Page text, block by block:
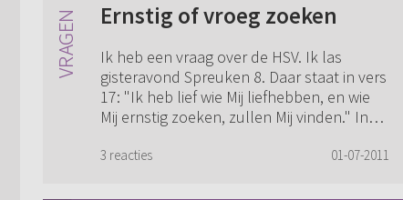
Ernstig of vroeg zoeken
Ik heb een vraag over de HSV. Ik las
gisteravond Spreuken 8. Daar staat in vers
17: "Ik heb lief wie Mij liefhebben, en wie
Mij ernstig zoeken, zullen Mij vinden." In
3 reacties 01-07-2011